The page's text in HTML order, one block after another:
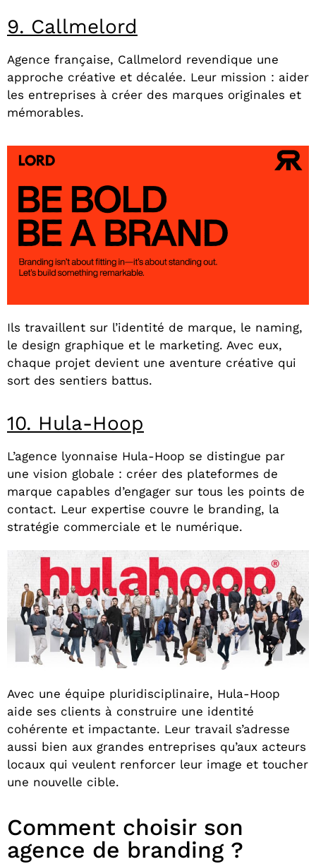
9. Callmelord
Agence française, Callmelord revendique une
approche créative et décalée. Leur mission : aider
les entreprises à créer des marques originales et
mémorables.
Ils travaillent sur l’identité de marque, le naming,
le design graphique et le marketing. Avec eux,
chaque projet devient une aventure créative qui
sort des sentiers battus.
10. Hula-Hoop
L’agence lyonnaise Hula-Hoop se distingue par
une vision globale : créer des plateformes de
marque capables d’engager sur tous les points de
contact. Leur expertise couvre le branding, la
stratégie commerciale et le numérique.
Avec une équipe pluridisciplinaire, Hula-Hoop
aide ses clients à construire une identité
cohérente et impactante. Leur travail s’adresse
aussi bien aux grandes entreprises qu’aux acteurs
locaux qui veulent renforcer leur image et toucher
une nouvelle cible.
Comment choisir son
agence de branding ?